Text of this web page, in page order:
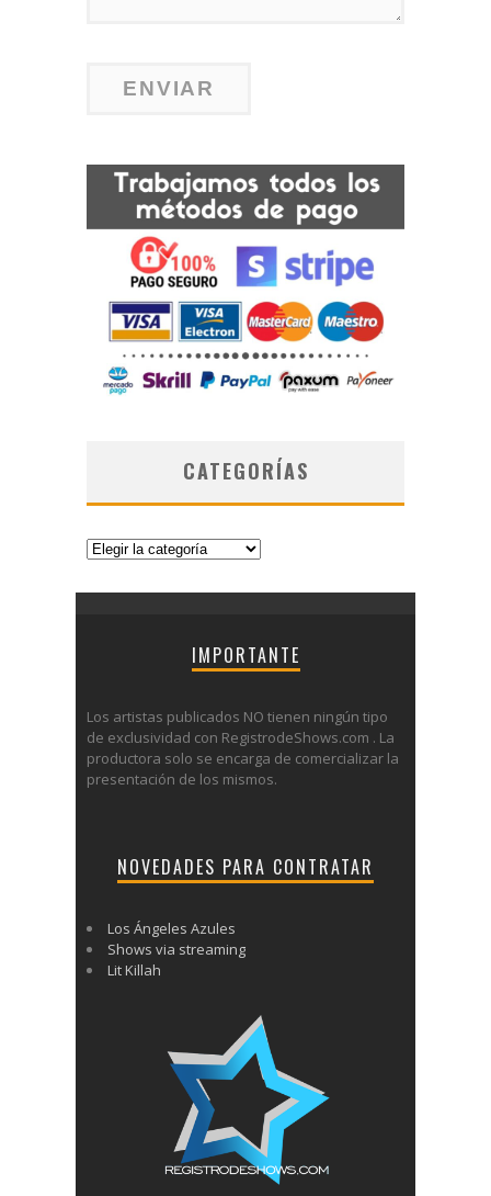
CATEGORÍAS
Categorías
IMPORTANTE
Los artistas publicados NO tienen ningún tipo
de exclusividad con RegistrodeShows.com . La
productora solo se encarga de comercializar la
presentación de los mismos.
NOVEDADES PARA CONTRATAR
Los Ángeles Azules
Shows via streaming
Lit Killah